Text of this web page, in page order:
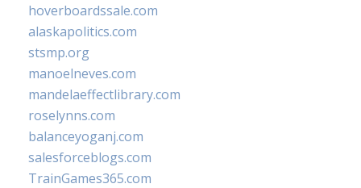
hoverboardssale.com
alaskapolitics.com
stsmp.org
manoelneves.com
mandelaeffectlibrary.com
roselynns.com
balanceyoganj.com
salesforceblogs.com
TrainGames365.com